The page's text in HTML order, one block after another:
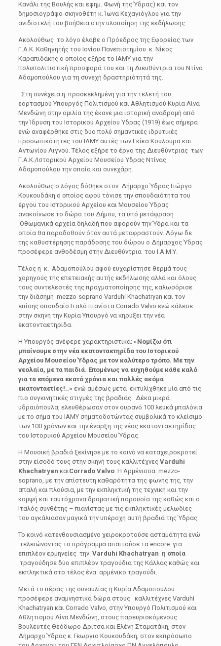
Κανάλι της Βουλής και εφημ. Φωνή της Ύδρας) και τον
δημοσιογράφο-σκηνοθέτη κ. Ίωνα Κεχαγιόγλου για την
ανιδιοτελή του βοήθεια στην υλοποίηση της εκδήλωσης.
Ακολούθως το λόγο έλαβε ο Πρόεδρος της Εφορείας των
Γ.Α.Κ. Καθηγητής του Ιονίου Πανεπιστημίου κ. Νίκος
Καραπιδάκης ο οποίος εξήρε το ΙΑΜΥ για την
πολυπολιτιστική προσφορά του και τη Διευθύντρια του Ντίνα
Αδαμοπούλου για τη συνεχή δραστηριότητά της.
Στη συνέχεια η προσκεκλημένη για την τελετή του
εορτασμού Υπουργός Πολιτισμού και Αθλητισμού Κυρία Λίνα
Μενδώνη στην ομιλία της έκανε μια ιστορική αναδρομή από
την Ίδρυση του Ιστορικού Αρχείου Ύδρας (1919) έως σήμερα
ενώ αναφέρθηκε στις δύο πολύ σημαντικές ιδρυτικές
προσωπικότητες του ΙΑΜΥ αυτές των Γκίκα Κουλούρα και
Αντωνίου Λιγνού. Τέλος εξήρε το έργο της Διευθύντριας των
Γ.Α.Κ./Ιστορικού Αρχείου Μουσείου Ύδρας Ντίνας
Αδαμοπούλου την οποία και συνεχάρη.
Ακολούθως ο λόγος δόθηκε στον Δήμαρχο Ύδρας Γιώργο
Κουκουδάκη ο οποίος αφού τόνισε την σπουδαιότητα του
έργου του Ιστορικού Αρχείου και Μουσείου Ύδρας
ανακοίνωσε το δώρο του Δήμου, τα υπό μετάφραση
Οθωμανικά αρχεία δηλαδή που αφορούν την Ύδρα και τα
οποία θα παραδοθούν όταν αυτά μεταφραστούν. Λόγω δε
της καθυστέρησης παράδοσης του δώρου ο Δήμαρχος Ύδρας
προσέφερε ανθοδέσμη στην Διευθύντρια του Ι.Α.Μ.Υ.
Τέλος η κ. Αδαμοπούλου αφού ευχαρίστησε θερμά τους
χορηγούς της επετειακής αυτής εκδήλωσης αλλά και όλους
τους συντελεστές της πραγματοποίησης της, καλωσόρισε
την διάσημη mezzo-soprano Varduhi Khachatryan και τον
επίσης σπουδαίο Ιταλό πιανίστα Corrado Valvo ενώ κάλεσε
στην σκηνή την Κυρία Υπουργό να κηρύξει την νέα
εκατονταετηρίδα.
Η Υπουργός ανέφερε χαρακτηριστικά: «Νομίζω ότι
μπαίνουμε στην νέα εκατονταετηρίδα του Ιστορικού
Αρχείου Μουσείου Ύδρας με τον καλύτερο τρόπο. Με την
νεολαία, με τα παιδιά. Επομένως να ευχηθούμε κάθε καλό
για τα επόμενα εκατό χρόνια και πολλές ακόμα
εκατονταετίες!..» ενώ αμέσως μετά εκτυλίχθηκε μία από τις
πιο συγκινητικές στιγμές της βραδιάς. Δέκα μικρά
υδραιόπουλα, ελευθέρωσαν στον ουρανό 100 λευκά μπαλόνια
με το σήμα του ΙΑΜΥ σηματοδοτώντας συμβολικά το κλείσιμο
των 100 χρόνων και την έναρξη της νέας εκατονταετηρίδας
του Ιστορικού Αρχείου Μουσείου Ύδρας.
Η Μουσική βραδιά ξεκίνησε με το κοινό να καταχειροκροτεί
στην είσοδό τους στην σκηνή τους καλλιτέχνες Varduhi
Khachatryan καιCorrado Valvo. Η Αρμένισσα mezzo-
soprano, με την απίστευτη καθαρότητα της φωνής της, την
απαλή και πλούσια, με την εκπληκτική της τεχνική και την
κομψή και ταυτόχρονα δραματική παρουσία της καθώς και ο
Ιταλός συνθέτης – πιανίστας με τις εκπληκτικές μελωδίες
του αγκάλιασαν μαγικά την υπέροχη αυτή βραδιά της Ύδρας.
Το κοινό κατενθουσιασμένο χειροκροτούσε ασταμάτητα ενώ
τελειώνοντας το πρόγραμμα απαιτούσε τα encore για
επιπλέον ερμηνείες την Varduhi Khachatryan η οποία
τραγούδησε δύο επιπλέον τραγούδια της Κάλλας καθώς και
εκπληκτικά στο τέλος ένα αρμένικο τραγούδι.
Μετά το πέρας της συναυλίας η Κυρία Αδαμοπούλου
προσέφερε αναμνηστικά δώρα στους καλλιτέχνες Varduhi
Khachatryan και Corrado Valvo, στην Υπουργό Πολιτισμού και
Αθλητισμού Λίνα Μενδώνη, στους παρευρισκόμενους
Βουλευτές Θεόδωρο Δρίτσα και Ελένη Σταματάκη, στον
Δήμαρχο Ύδρας κ. Γεωργιο Κουκουδάκη, στον εκπρόσωπο